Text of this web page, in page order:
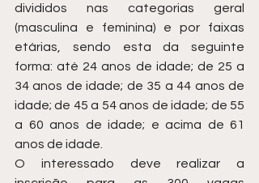
divididos nas categorias geral
(masculina e feminina) e por faixas
etárias, sendo esta da seguinte
forma: até 24 anos de idade; de 25 a
34 anos de idade; de 35 a 44 anos de
idade; de 45 a 54 anos de idade; de 55
a 60 anos de idade; e acima de 61
anos de idade.
O interessado deve realizar a